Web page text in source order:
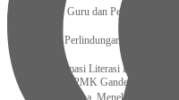
120.067 Guru dan Pengawas PAI
Perkuat Perlindungan KI
Transformasi Literasi Keuangan
Kemenko PMK Gandeng
Peduli Sesama, Menekraf